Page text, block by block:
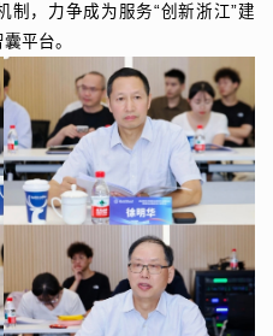
制，力争成为服务“创新浙江”建
平台。